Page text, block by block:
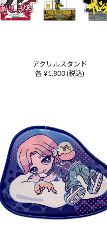
アクリルスタンド
各 ¥1,800 (税込)